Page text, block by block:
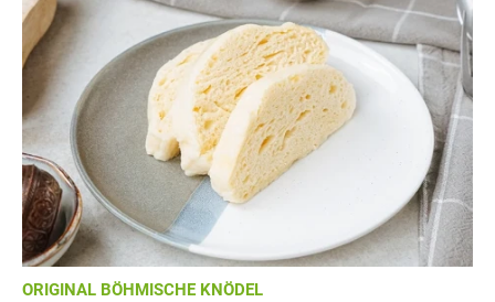
ORIGINAL BÖHMISCHE KNÖDEL